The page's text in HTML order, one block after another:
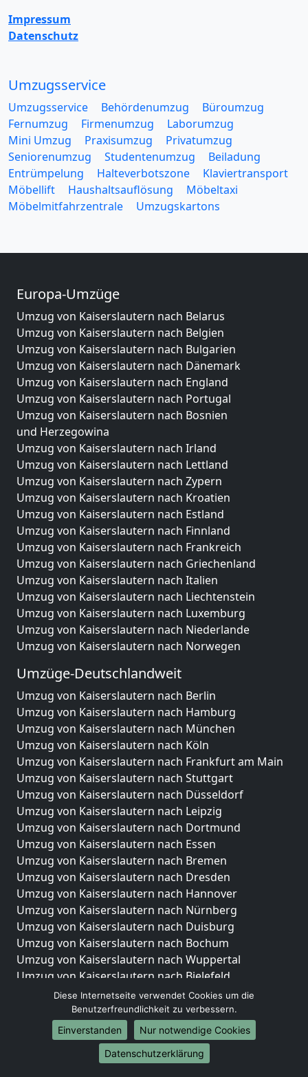
Impressum
Datenschutz
Umzugsservice
Umzugsservice Behördenumzug
Büroumzug
Fernumzug
Firmenumzug
Laborumzug
Mini Umzug
Praxisumzug
Privatumzug
Seniorenumzug
Studentenumzug
Beiladung
Entrümpelung
Halteverbotszone
Klaviertransport
Möbellift
Haushaltsauflösung
Möbeltaxi
Möbelmitfahrzentrale
Umzugskartons
Europa-Umzüge
Umzug von Kaiserslautern nach Belarus
Umzug von Kaiserslautern nach Belgien
Umzug von Kaiserslautern nach Bulgarien
Umzug von Kaiserslautern nach Dänemark
Umzug von Kaiserslautern nach England
Umzug von Kaiserslautern nach Portugal
Umzug von Kaiserslautern nach Bosnien
und Herzegowina
Umzug von Kaiserslautern nach Irland
Umzug von Kaiserslautern nach Lettland
Umzug von Kaiserslautern nach Zypern
Umzug von Kaiserslautern nach Kroatien
Umzug von Kaiserslautern nach Estland
Umzug von Kaiserslautern nach Finnland
Umzug von Kaiserslautern nach Frankreich
Umzug von Kaiserslautern nach Griechenland
Umzug von Kaiserslautern nach Italien
Umzug von Kaiserslautern nach Liechtenstein
Umzug von Kaiserslautern nach Luxemburg
Umzug von Kaiserslautern nach Niederlande
Umzug von Kaiserslautern nach Norwegen
Umzüge-Deutschlandweit
Umzug von Kaiserslautern nach Berlin
Umzug von Kaiserslautern nach Hamburg
Umzug von Kaiserslautern nach München
Umzug von Kaiserslautern nach Köln
Umzug von Kaiserslautern nach Frankfurt am Main
Umzug von Kaiserslautern nach Stuttgart
Umzug von Kaiserslautern nach Düsseldorf
Umzug von Kaiserslautern nach Leipzig
Umzug von Kaiserslautern nach Dortmund
Umzug von Kaiserslautern nach Essen
Umzug von Kaiserslautern nach Bremen
Umzug von Kaiserslautern nach Dresden
Umzug von Kaiserslautern nach Hannover
Umzug von Kaiserslautern nach Nürnberg
Umzug von Kaiserslautern nach Duisburg
Umzug von Kaiserslautern nach Bochum
Umzug von Kaiserslautern nach Wuppertal
Umzug von Kaiserslautern nach Bielefeld
Umzug von Kaiserslautern nach Bonn
Umzug von Kaiserslautern nach Münster
Internationale-Umzüge
Umzug von Kaiserslautern nach Brasilien
Diese Internetseite verwendet Cookies um die
Benutzerfreundlichkeit zu verbessern.
Einverstanden
Nur notwendige Cookies
Datenschutzerklärung